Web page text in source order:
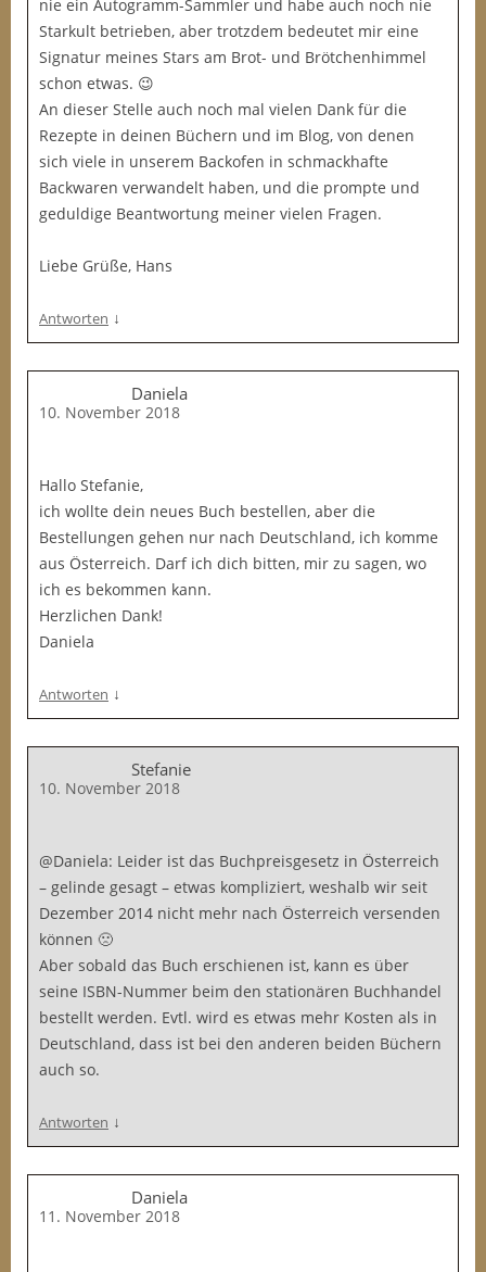
nie ein Autogramm-Sammler und habe auch noch nie
Starkult betrieben, aber trotzdem bedeutet mir eine
Signatur meines Stars am Brot- und Brötchenhimmel
schon etwas. 😉
An dieser Stelle auch noch mal vielen Dank für die
Rezepte in deinen Büchern und im Blog, von denen
sich viele in unserem Backofen in schmackhafte
Backwaren verwandelt haben, und die prompte und
geduldige Beantwortung meiner vielen Fragen.
Liebe Grüße, Hans
Antworten ↓
Daniela
10. November 2018
Hallo Stefanie,
ich wollte dein neues Buch bestellen, aber die
Bestellungen gehen nur nach Deutschland, ich komme
aus Österreich. Darf ich dich bitten, mir zu sagen, wo
ich es bekommen kann.
Herzlichen Dank!
Daniela
Antworten ↓
Stefanie
10. November 2018
@Daniela: Leider ist das Buchpreisgesetz in Österreich
– gelinde gesagt – etwas kompliziert, weshalb wir seit
Dezember 2014 nicht mehr nach Österreich versenden
können 🙁
Aber sobald das Buch erschienen ist, kann es über
seine ISBN-Nummer beim den stationären Buchhandel
bestellt werden. Evtl. wird es etwas mehr Kosten als in
Deutschland, dass ist bei den anderen beiden Büchern
auch so.
Antworten ↓
Daniela
11. November 2018